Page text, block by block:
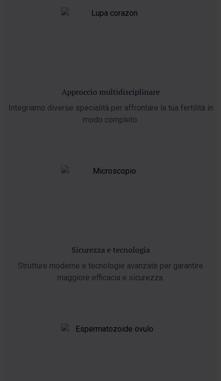
Approccio multidisciplinare
Integriamo diverse specialità per affrontare la tua fertilità in
modo completo.
Sicurezza e tecnologia
Strutture moderne e tecnologie avanzate per garantire
maggiore efficacia e sicurezza.